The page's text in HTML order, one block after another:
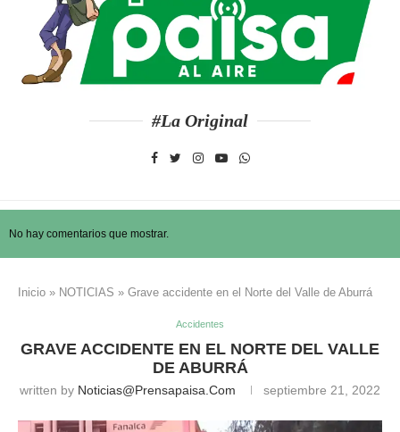
#La Original
No hay comentarios que mostrar.
Inicio » NOTICIAS » Grave accidente en el Norte del Valle de Aburrá
Accidentes
GRAVE ACCIDENTE EN EL NORTE DEL VALLE
DE ABURRÁ
written by Noticias@prensapaisa.com septiembre 21, 2022